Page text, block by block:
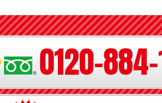
0120-884-